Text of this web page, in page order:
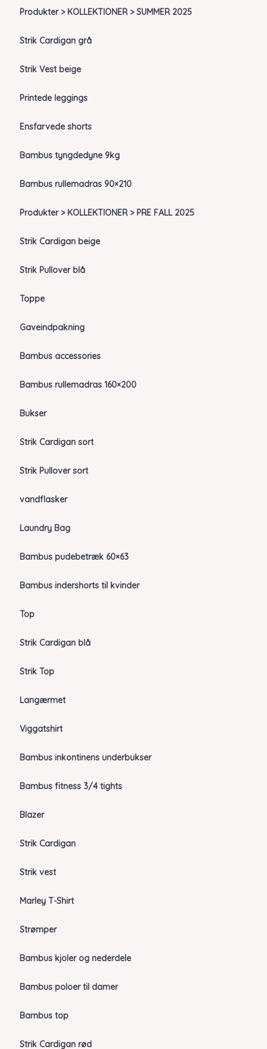
Produkter > KOLLEKTIONER > SUMMER 2025
Strik Cardigan grå
Strik Vest beige
Printede leggings
Ensfarvede shorts
Bambus tyngdedyne 9kg
Bambus rullemadras 90×210
Produkter > KOLLEKTIONER > PRE FALL 2025
Strik Cardigan beige
Strik Pullover blå
Toppe
Gaveindpakning
Bambus accessories
Bambus rullemadras 160×200
Bukser
Strik Cardigan sort
Strik Pullover sort
vandflasker
Laundry Bag
Bambus pudebetræk 60×63
Bambus indershorts til kvinder
Top
Strik Cardigan blå
Strik Top
Langærmet
Viggatshirt
Bambus inkontinens underbukser
Bambus fitness 3/4 tights
Blazer
Strik Cardigan
Strik vest
Marley T-Shirt
Strømper
Bambus kjoler og nederdele
Bambus poloer til damer
Bambus top
Strik Cardigan rød